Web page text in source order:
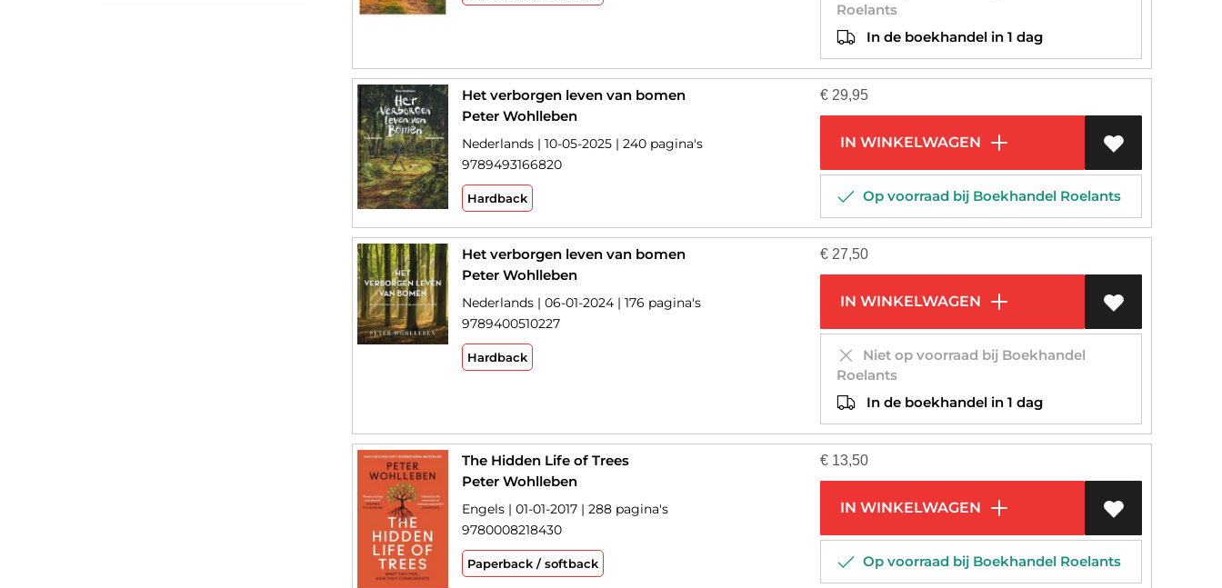
Roelants
In de boekhandel in 1 dag
Het verborgen leven van bomen
Peter Wohlleben
Nederlands | 10-05-2025 | 240 pagina's
9789493166820
Hardback
€ 29,95
IN WINKELWAGEN
Op voorraad bij Boekhandel Roelants
Het verborgen leven van bomen
Peter Wohlleben
Nederlands | 06-01-2024 | 176 pagina's
9789400510227
Hardback
€ 27,50
IN WINKELWAGEN
Niet op voorraad bij Boekhandel
Roelants
In de boekhandel in 1 dag
The Hidden Life of Trees
Peter Wohlleben
Engels | 01-01-2017 | 288 pagina's
9780008218430
Paperback / softback
€ 13,50
IN WINKELWAGEN
Op voorraad bij Boekhandel Roelants